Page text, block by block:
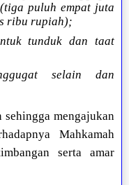
puluh empat juta
ribu rupiah);
tunduk dan taat
selain dan
sehingga mengajukan
Mahkamah
serta amar